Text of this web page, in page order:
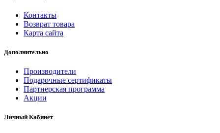
Контакты
Возврат товара
Карта сайта
Дополнительно
Производители
Подарочные сертификаты
Партнерская программа
Акции
Личный Кабинет